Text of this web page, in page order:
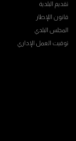
تقديم البلدية
قانون اللإطار
المجلس البلدي
توقيت العمل الإداري